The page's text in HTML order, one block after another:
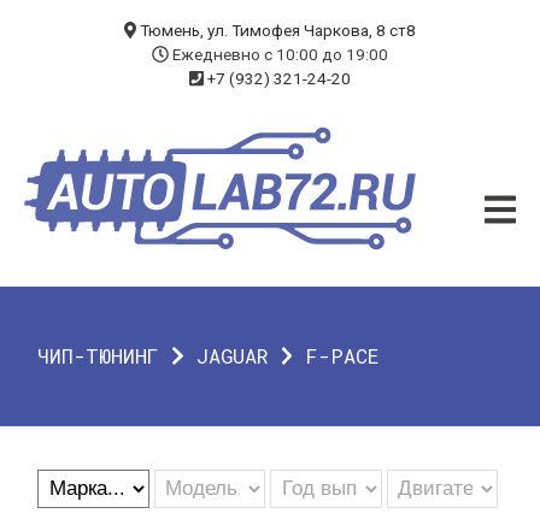
ЧИП-ТЮНИНГ
ДИАГНОСТИКА
ГАРАНТИЯ
Тюмень, ул. Тимофея Чаркова, 8 ст8
Ежедневно с 10:00 до 19:00
+7 (932) 321-24-20
ЧИП-ТЮНИНГ JAGUAR F-PACE